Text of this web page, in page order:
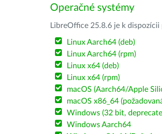
Operačné systémy
LibreOffice 25.8.6 je k
Linux Aarch64 (deb)
Linux Aarch64 (rpm)
Linux x64 (deb)
Linux x64 (rpm)
macOS (Aarch64/Apple
macOS x86_64
Windows (32 bit,
Windows Aarch64